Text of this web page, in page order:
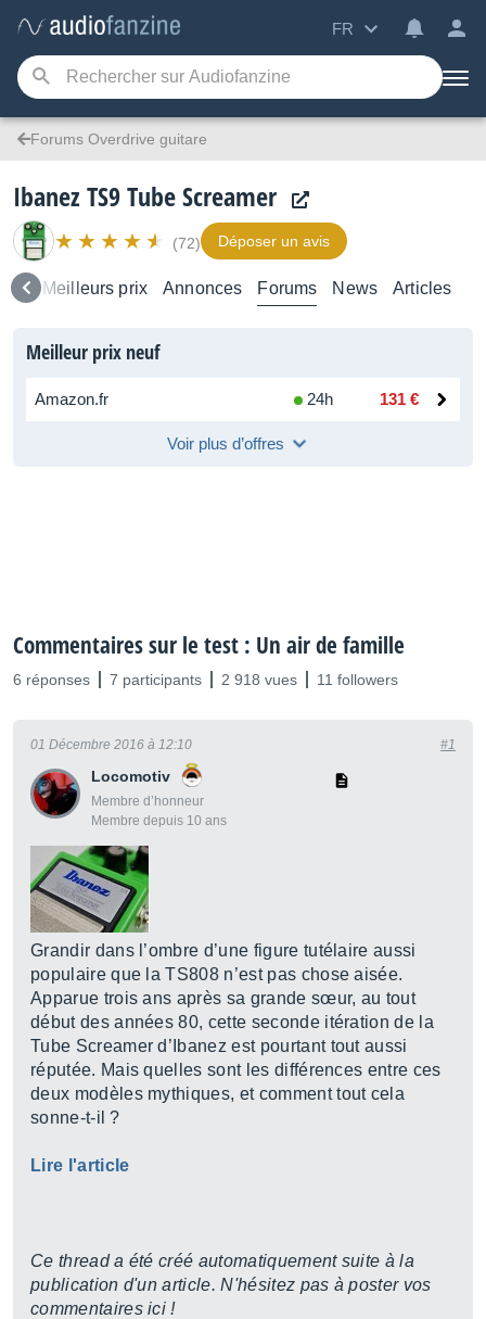
FR
Forums Overdrive guitare
Ibanez TS9 Tube Screamer
(72) Déposer un avis
Meilleurs prix Annonces Forums News Articles
Meilleur prix neuf
Amazon.fr 24h 131 €
Voir plus d’offres
Commentaires sur le test : Un air de famille
6 réponses 7 participants 2 918 vues 11 followers
Locomotiv
Membre d’honneur
Membre depuis 10 ans
01 Décembre 2016 à 12:10 #1
Grandir dans l’ombre d’une figure tutélaire aussi
populaire que la TS808 n’est pas chose aisée.
Apparue trois ans après sa grande sœur, au tout
début des années 80, cette seconde itération de la
Tube Screamer d’Ibanez est pourtant tout aussi
réputée. Mais quelles sont les différences entre ces
deux modèles mythiques, et comment tout cela
sonne-t-il ?
Lire l'article
Ce thread a été créé automatiquement suite à la
publication d'un article. N'hésitez pas à poster vos
commentaires ici !